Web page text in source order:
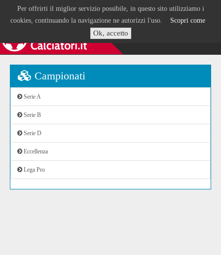
Per offrirti il miglior servizio possibile, in questo sito utilizziamo i
cookies, continuando la navigazione ne autorizzi l'uso. Scopri come
Ok, accetto
Campionati
Serie A
Serie B
Serie D
Eccellenza
Lega Pro